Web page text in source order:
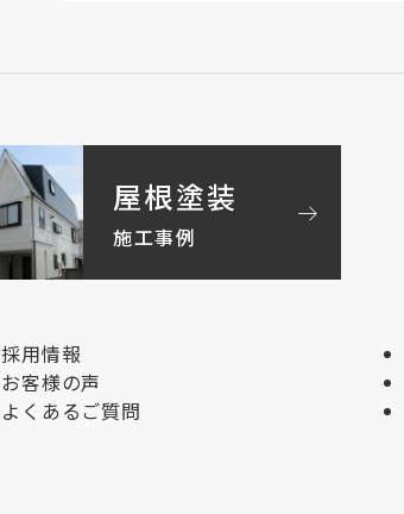
屋根塗装
施工事例
arrow_right_alt
採用情報
お客様の声
よくあるご質問